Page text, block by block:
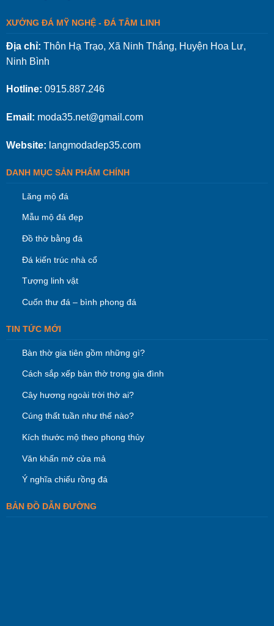
XƯỞNG ĐÁ MỸ NGHỆ - ĐÁ TÂM LINH
Địa chỉ: Thôn Hạ Trạo, Xã Ninh Thắng, Huyện Hoa Lư,
Ninh Bình
Hotline: 0915.887.246
Email: moda35.net@gmail.com
Website: langmodadep35.com
DANH MỤC SẢN PHẨM CHÍNH
Lăng mộ đá
Mẫu mộ đá đẹp
Đồ thờ bằng đá
Đá kiến trúc nhà cổ
Tượng linh vật
Cuốn thư đá – bình phong đá
TIN TỨC MỚI
Bàn thờ gia tiên gồm những gì?
Cách sắp xếp bàn thờ trong gia đình
Cây hương ngoài trời thờ ai?
Cúng thất tuần như thế nào?
Kích thước mộ theo phong thủy
Văn khấn mở cửa mả
Ý nghĩa chiếu rồng đá
BẢN ĐỒ DẪN ĐƯỜNG